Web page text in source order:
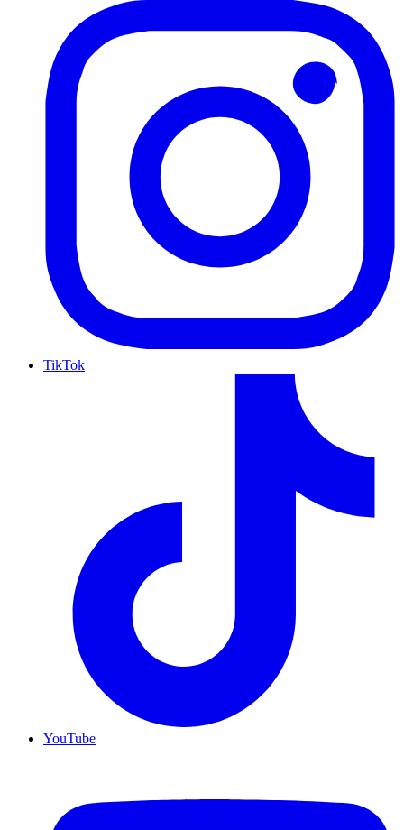
TikTok
YouTube